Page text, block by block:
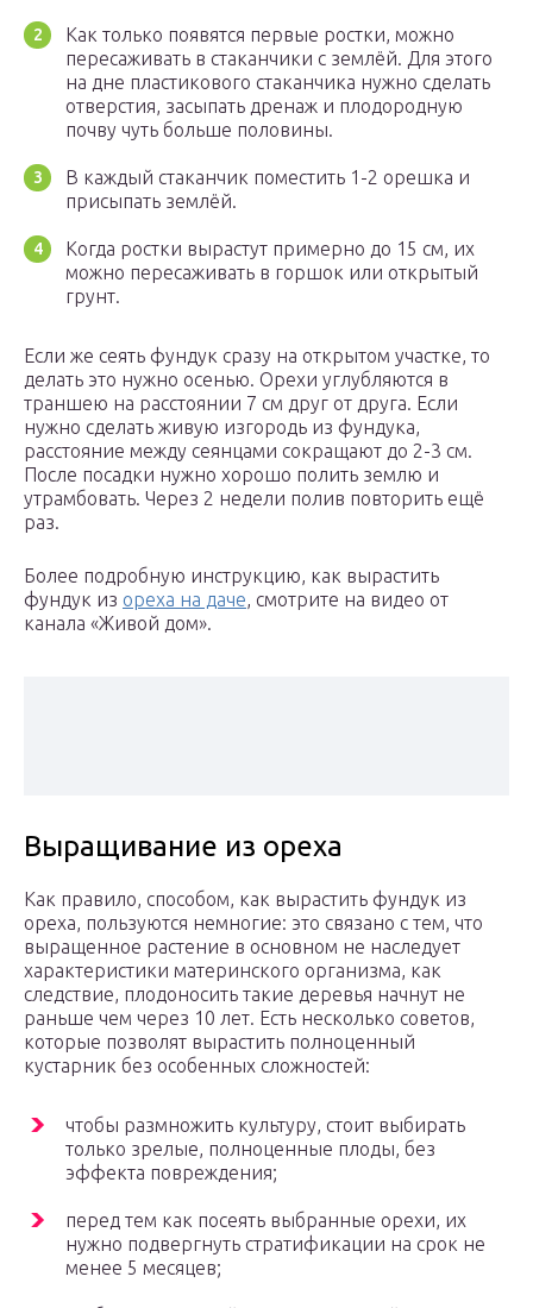
Как только появятся первые ростки, можно
пересаживать в стаканчики с землёй. Для этого
на дне пластикового стаканчика нужно сделать
отверстия, засыпать дренаж и плодородную
почву чуть больше половины.
В каждый стаканчик поместить 1-2 орешка и
присыпать землёй.
Когда ростки вырастут примерно до 15 см, их
можно пересаживать в горшок или открытый
грунт.
Если же сеять фундук сразу на открытом участке, то
делать это нужно осенью. Орехи углубляются в
траншею на расстоянии 7 см друг от друга. Если
нужно сделать живую изгородь из фундука,
расстояние между сеянцами сокращают до 2-3 см.
После посадки нужно хорошо полить землю и
утрамбовать. Через 2 недели полив повторить ещё
раз.
Более подробную инструкцию, как вырастить
фундук из ореха на даче, смотрите на видео от
канала «Живой дом».
Выращивание из ореха
Как правило, способом, как вырастить фундук из
ореха, пользуются немногие: это связано с тем, что
выращенное растение в основном не наследует
характеристики материнского организма, как
следствие, плодоносить такие деревья начнут не
раньше чем через 10 лет. Есть несколько советов,
которые позволят вырастить полноценный
кустарник без особенных сложностей:
чтобы размножить культуру, стоит выбирать
только зрелые, полноценные плоды, без
эффекта повреждения;
перед тем как посеять выбранные орехи, их
нужно подвергнуть стратификации на срок не
менее 5 месяцев;